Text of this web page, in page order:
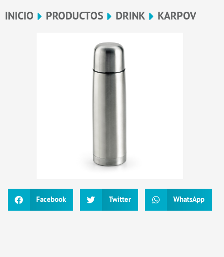
INICIO PRODUCTOS DRINK KARPOV
Facebook Twitter WhatsApp